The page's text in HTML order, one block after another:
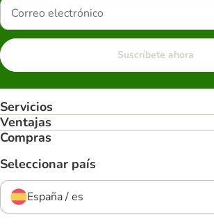
Suscríbete ahora
Servicios
Ventajas
Compras
Seleccionar país
España / es